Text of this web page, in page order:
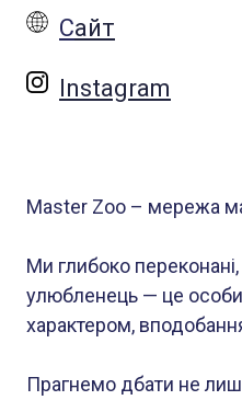
Cайт
Instagram
Master Zoo – мережа
Ми глибоко
улюбленець — це
характером,
Прагнемо дбати не